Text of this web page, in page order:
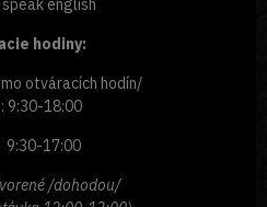
english
hodiny:
otváracích hodín/
9:30-18:00
9:30-17:00
/dohodou/